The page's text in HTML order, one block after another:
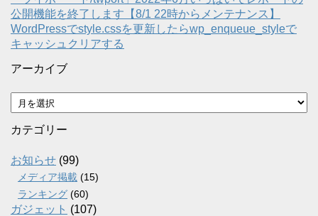
公開機能を終了します【8/1 22時からメンテナンス】
WordPressでstyle.cssを更新したらwp_enqueue_styleで
キャッシュクリアする
アーカイブ
ア
ー
カ
ブ
カテゴリー
お知らせ (99)
メディア掲載 (15)
ランキング (60)
ガジェット (107)